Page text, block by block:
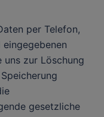
per Telefon,
uns zur Löschung
gesetzliche